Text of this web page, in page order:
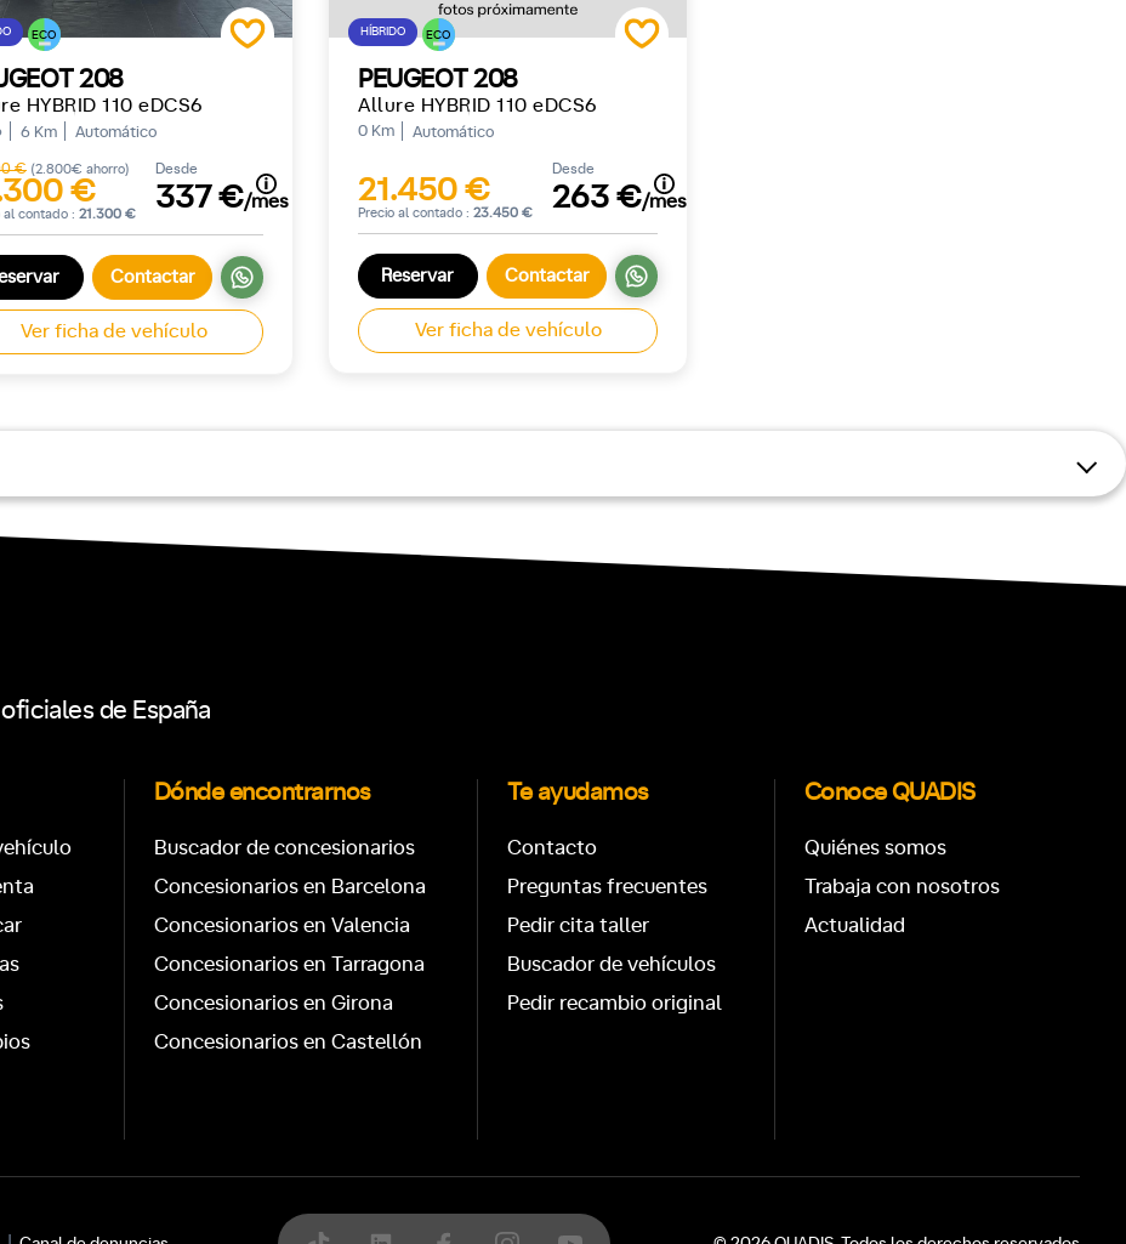
ECO
208
HYBRID 110 eDCS6
6 Km Automático
€ (2.800€ ahorro)
€
al contado : 21.300 €
Desde
337 €/mes
Contactar
Ver ficha de vehículo
HÍBRIDO ECO
PEUGEOT 208
Allure HYBRID 110 eDCS6
0 Km Automático
21.450 €
Precio al contado : 23.450 €
Desde
263 €/mes
Reservar Contactar
Ver ficha de vehículo
de España
Dónde encontrarnos
Buscador de concesionarios
Concesionarios en Barcelona
Concesionarios en Valencia
Concesionarios en Tarragona
Concesionarios en Girona
Concesionarios en Castellón
Te ayudamos
Contacto
Preguntas frecuentes
Pedir cita taller
Buscador de vehículos
Pedir recambio original
Conoce QUADIS
Quiénes somos
Trabaja con nosotros
Actualidad